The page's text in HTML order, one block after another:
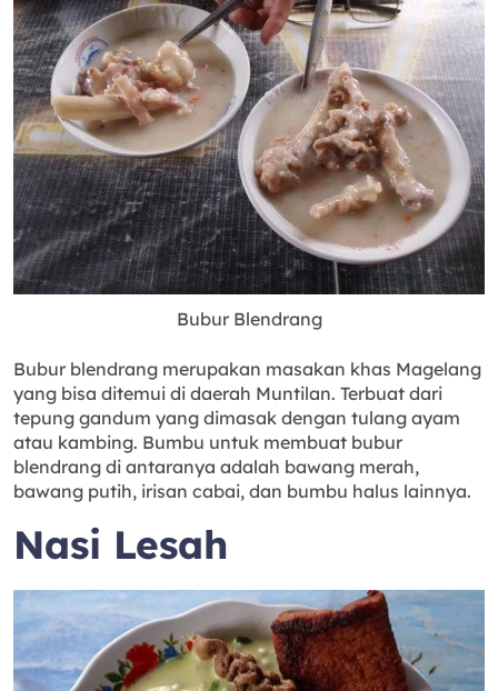
Bubur Blendrang
Bubur blendrang merupakan masakan khas Magelang
yang bisa ditemui di daerah Muntilan. Terbuat dari
tepung gandum yang dimasak dengan tulang ayam
atau kambing. Bumbu untuk membuat bubur
blendrang di antaranya adalah bawang merah,
bawang putih, irisan cabai, dan bumbu halus lainnya.
Nasi Lesah